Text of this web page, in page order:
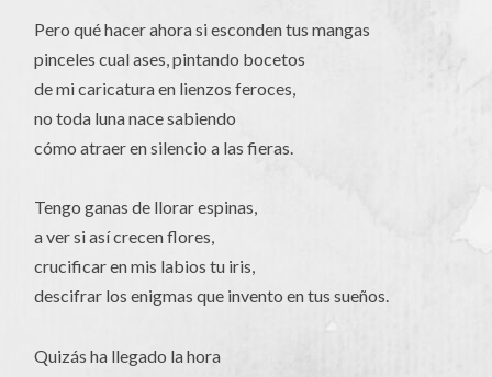
Pero qué hacer ahora si esconden tus mangas
pinceles cual ases, pintando bocetos
de mi caricatura en lienzos feroces,
no toda luna nace sabiendo
cómo atraer en silencio a las fieras.
Tengo ganas de llorar espinas,
a ver si así crecen flores,
crucificar en mis labios tu iris,
descifrar los enigmas que invento en tus sueños.
Quizás ha llegado la hora